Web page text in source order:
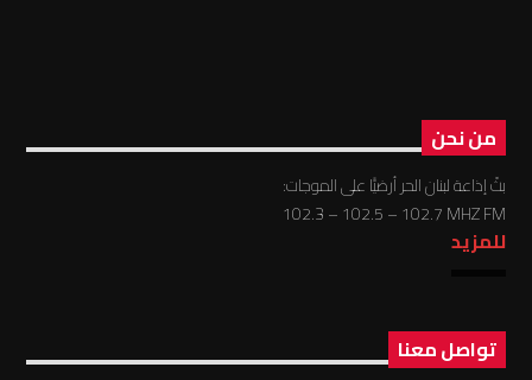
من نحن
بثّ إذاعة لبنان الحر أرضيًّا على الموجات:
102.3 – 102.5 – 102.7 MHZ FM
للمزيد
تواصل معنا